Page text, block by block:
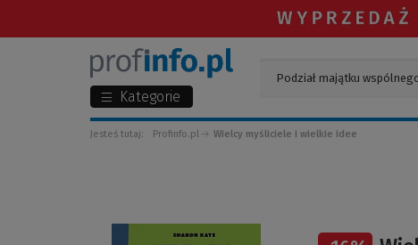
Kategorie
Jesteś tutaj: Profinfo.pl Wielcy myśliciele i wielkie idee